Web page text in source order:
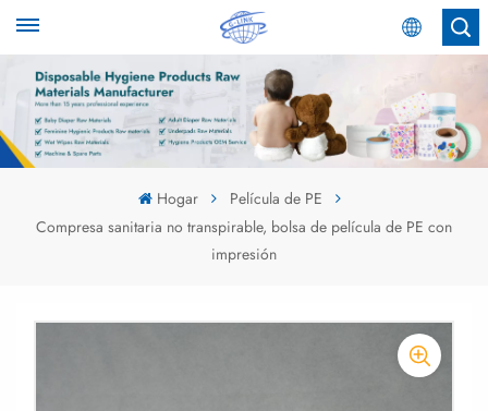
Español
English
عربي
Hogar
Película de PE
Compresa sanitaria no transpirable, bolsa de película de PE con
impresión